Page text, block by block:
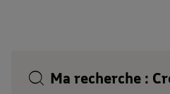
Ma recherche :